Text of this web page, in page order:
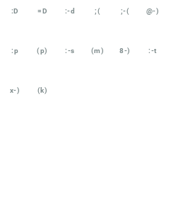
:D =D :-d ;( ;-( @-)
:p (p) :-s (m) 8-) :-t
x-) (k)